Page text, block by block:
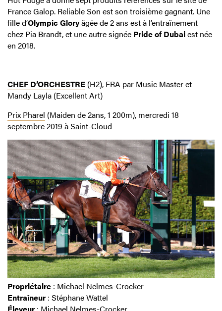
France Galop. Reliable Son est son troisième gagnant. Une
fille d’Olympic Gloryâgée de 2 ans est à l’entraînement
chez Pia Brandt, et une autre signée Pride of Dubaiest née
en 2018.
CHEF D’ORCHESTRE (H2), FRA par Music Master et
Mandy Layla (Excellent Art)
Prix Pharel (Maiden de 2ans, 1 200m), mercredi 18
septembre 2019 à Saint-Cloud
Propriétaire : Michael Nelmes-Crocker
Entraîneur : Stéphane Wattel
Éleveur : Michael Nelmes-Crocker